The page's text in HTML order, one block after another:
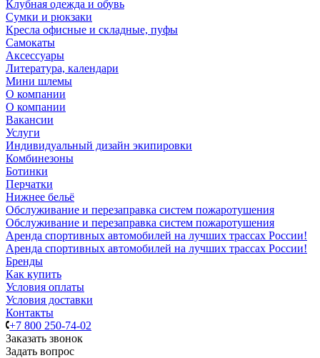
Клубная одежда и обувь
Сумки и рюкзаки
Кресла офисные и складные, пуфы
Самокаты
Аксессуары
Литература, календари
Мини шлемы
О компании
О компании
Вакансии
Услуги
Индивидуальный дизайн экипировки
Комбинезоны
Ботинки
Перчатки
Нижнее бельё
Обслуживание и перезаправка систем пожаротушения
Обслуживание и перезаправка систем пожаротушения
Аренда спортивных автомобилей на лучших трассах России!
Аренда спортивных автомобилей на лучших трассах России!
Бренды
Как купить
Условия оплаты
Условия доставки
Контакты
+7 800 250-74-02
Заказать звонок
Задать вопрос